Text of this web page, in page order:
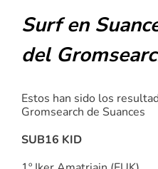
Surf en
del
Estos han sido los
Gromsearch de Suances
SUB16 KID